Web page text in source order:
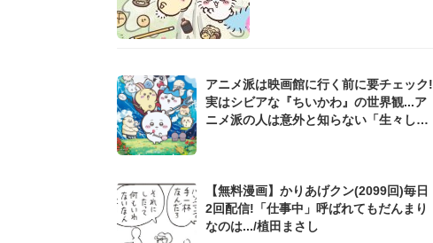
アニメ派は映画館に行く前に要チェック!
実はシビアな『ちいかわ』の世界観...ア
ニメ派の人は意外と知らない「生々しい
【無料漫画】かりあげクン(2099回)毎日
2回配信!「仕事中」呼ばれてもだんまり
なのは.../植田まさし